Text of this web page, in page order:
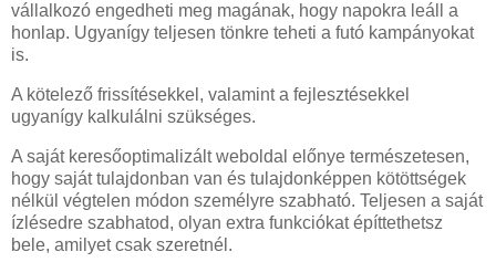
vállalkozó engedheti meg magának, hogy napokra leáll a
honlap. Ugyanígy teljesen tönkre teheti a futó kampányokat
is.
A kötelező frissítésekkel, valamint a fejlesztésekkel
ugyanígy kalkulálni szükséges.
A saját keresőoptimalizált weboldal előnye természetesen,
hogy saját tulajdonban van és tulajdonképpen kötöttségek
nélkül végtelen módon személyre szabható. Teljesen a saját
ízlésedre szabhatod, olyan extra funkciókat építtethetsz
bele, amilyet csak szeretnél.